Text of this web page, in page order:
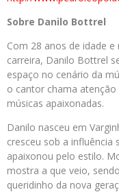
Sobre Danilo Bottrel
Com 28 anos de idade e
carreira, Danilo Bottrel
espaço no cenário da
o cantor chama
músicas apaixonadas.
Danilo nasceu em
cresceu sob a influência
apaixonou pelo estilo.
mostra a que veio,
queridinho da nova